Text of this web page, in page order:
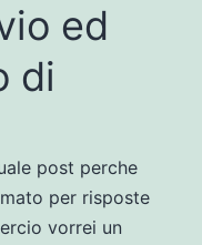
ed
di
post perche
per risposte
vorrei un